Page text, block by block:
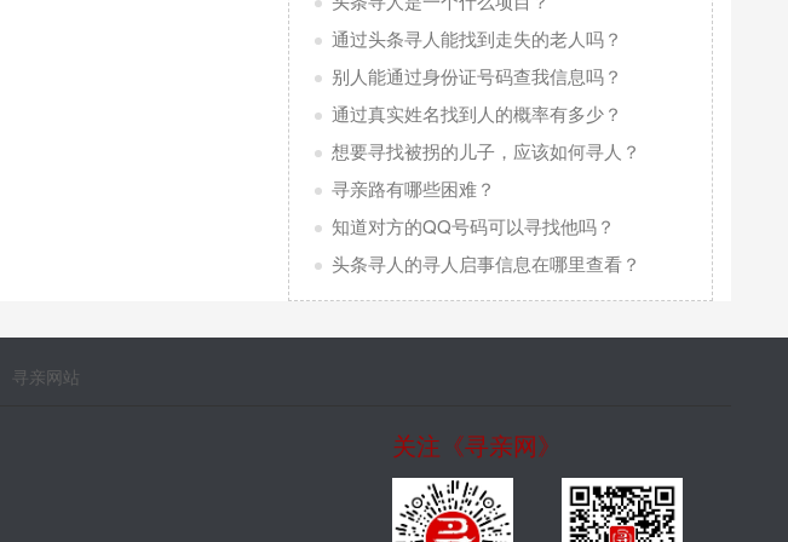
通过头条寻人能找到走失的老人吗？
别人能通过身份证号码查我信息吗？
通过真实姓名找到人的概率有多少？
想要寻找被拐的儿子，应该如何寻人？
寻亲路有哪些困难？
知道对方的QQ号码可以寻找他吗？
头条寻人的寻人启事信息在哪里查看？
寻亲网站
关注《寻亲网》